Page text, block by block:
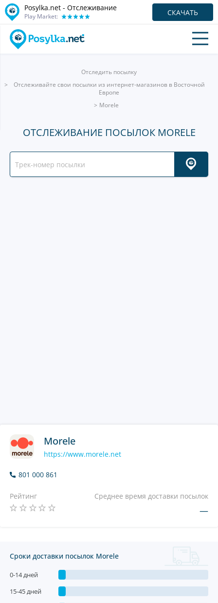
Posylka.net - Отслеживание
Play Market: СКАЧАТЬ
Отследить посылку
Отслеживайте свои посылки из интернет-магазинов в Восточной
Европе
Morele
ОТСЛЕЖИВАНИЕ ПОСЫЛОК MORELE
Morele
https://www.morele.net
801 000 861
Рейтинг Среднее время доставки посылок
—
Сроки доставки посылок Morele
0-14 дней
15-45 дней